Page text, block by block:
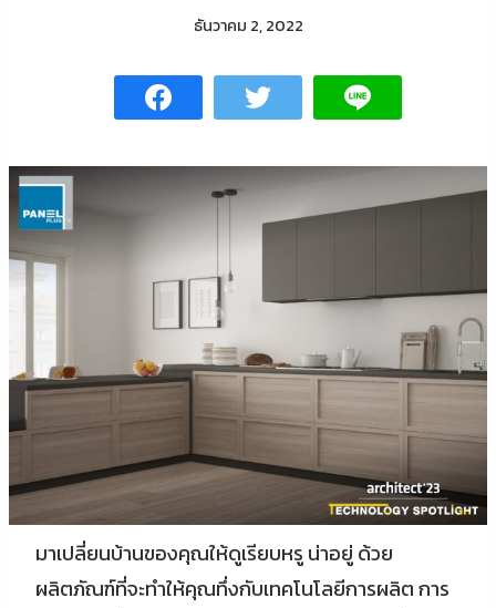
ธันวาคม 2, 2022
มาเปลี่ยนบ้านของคุณให้ดูเรียบหรู น่าอยู่ ด้วย
ผลิตภัณฑ์ที่จะทำให้คุณทึ่งกับเทคโนโลยีการผลิต การ